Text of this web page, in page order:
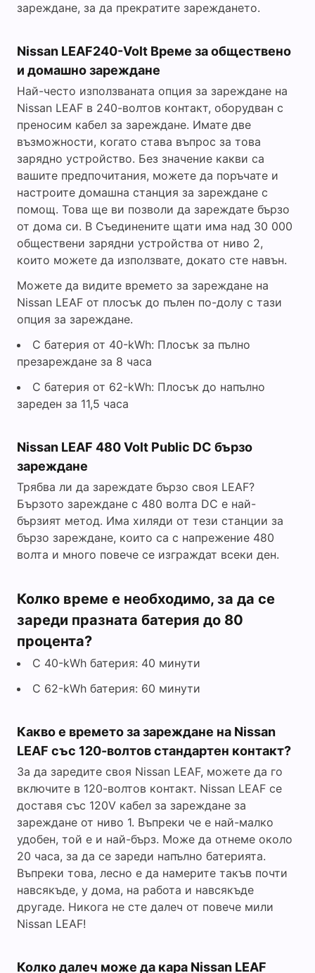
зареждане, за да прекратите зареждането.
Nissan LEAF240-Volt Време за обществено
и домашно зареждане
Най-често използваната опция за зареждане на
Nissan LEAF в 240-волтов контакт, оборудван с
преносим кабел за зареждане. Имате две
възможности, когато става въпрос за това
зарядно устройство. Без значение какви са
вашите предпочитания, можете да поръчате и
настроите домашна станция за зареждане с
помощ. Това ще ви позволи да зареждате бързо
от дома си. В Съединените щати има над 30 000
обществени зарядни устройства от ниво 2,
които можете да използвате, докато сте навън.
Можете да видите времето за зареждане на
Nissan LEAF от плосък до пълен по-долу с тази
опция за зареждане.
С батерия от 40-kWh: Плосък за пълно
презареждане за 8 часа
С батерия от 62-kWh: Плосък до напълно
зареден за 11,5 часа
Nissan LEAF 480 Volt Public DC бързо
зареждане
Трябва ли да зареждате бързо своя LEAF?
Бързото зареждане с 480 волта DC е най-
бързият метод. Има хиляди от тези станции за
бързо зареждане, които са с напрежение 480
волта и много повече се изграждат всеки ден.
Колко време е необходимо, за да се
зареди празната батерия до 80
процента?
С 40-kWh батерия: 40 минути
С 62-kWh батерия: 60 минути
Какво е времето за зареждане на Nissan
LEAF със 120-волтов стандартен контакт?
За да заредите своя Nissan LEAF, можете да го
включите в 120-волтов контакт. Nissan LEAF се
доставя със 120V кабел за зареждане за
зареждане от ниво 1. Въпреки че е най-малко
удобен, той е и най-бърз. Може да отнеме около
20 часа, за да се зареди напълно батерията.
Въпреки това, лесно е да намерите такъв почти
навсякъде, у дома, на работа и навсякъде
другаде. Никога не сте далеч от повече мили
Nissan LEAF!
Колко далеч може да кара Nissan LEAF